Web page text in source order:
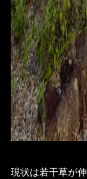
現状は若干草が